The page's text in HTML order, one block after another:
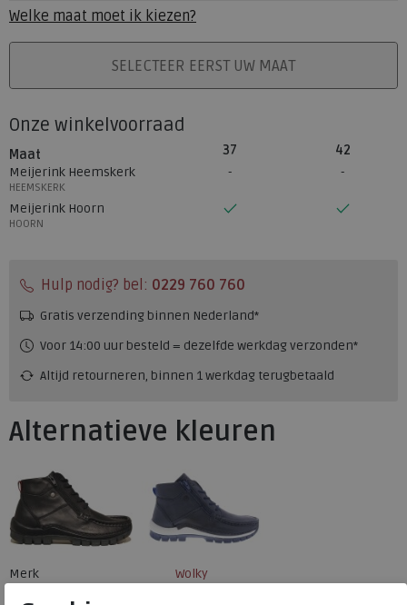
Welke maat moet ik kiezen?
PLAATS IN WINKELMANDSELECTEER EERST UW MAAT
Onze winkelvoorraad
Maat 37
42
Meijerink Heemskerk
HEEMSKERK
Meijerink Hoorn
HOORN
Hulp nodig? bel: 0229 760 760
Gratis verzending binnen Nederland*
Voor 14:00 uur besteld = dezelfde werkdag verzonden*
Altijd retourneren, binnen 1 werkdag terugbetaald
Alternatieve kleuren
Merk
Wolky
Fabrikantcode